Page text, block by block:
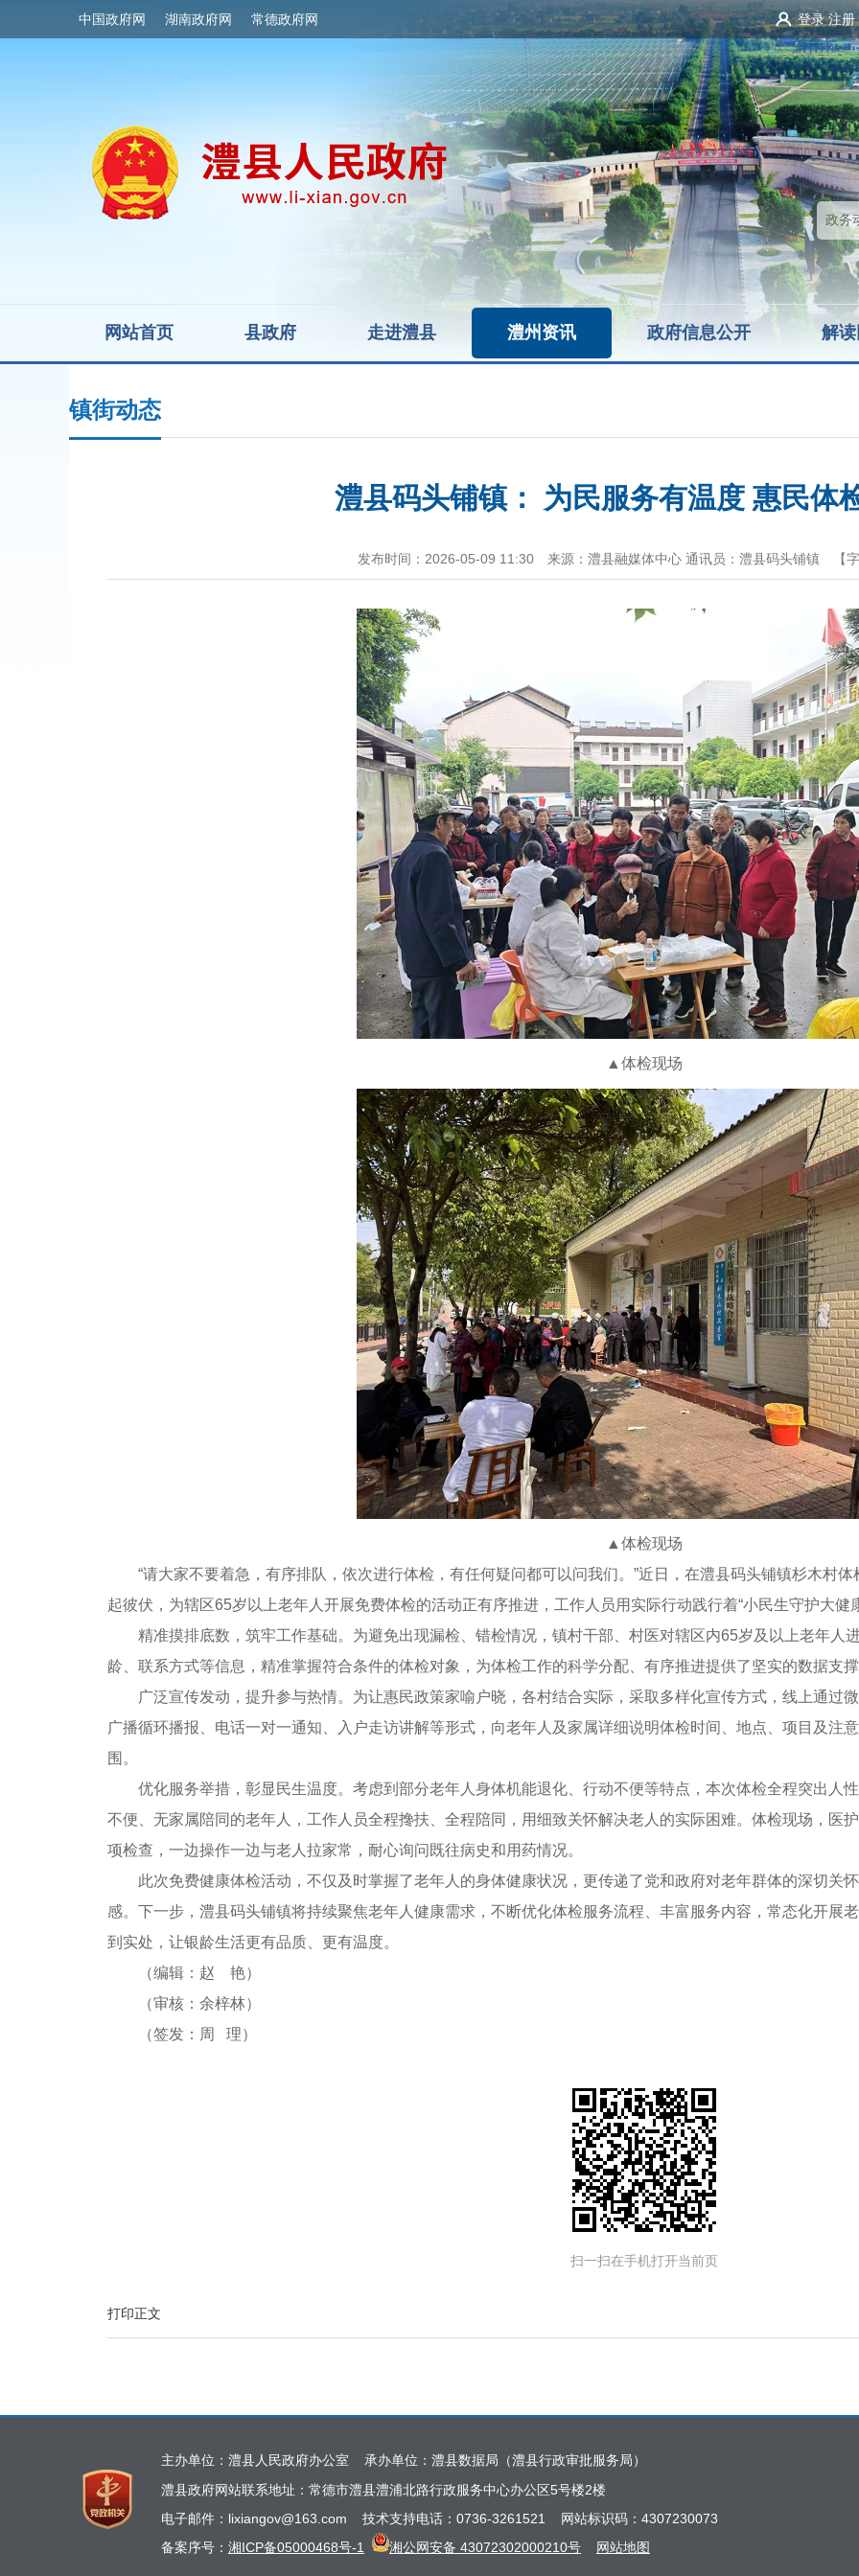
登录 注册
中国政府网 湖南政府网 常德政府网
网站首页 县政府 走进澧县 澧州资讯 政府信息公开 解
镇街动态
澧县码头铺镇： 为民服务有温度 惠民体
发布时间：2026-05-09 11:30 来源：澧县融媒体中心 通讯员：澧县码头铺镇 【
▲ 体检现场
▲ 体检现场
“请大家不要着急，有序排队，依次进行体检，有任何疑问都可以问我们。”近日，在澧县码头铺镇杉木村
起彼伏，为辖区65岁以上老年人开展免费体检的活动正有序推进，工作人员用实际行动践行着“小民生守护大健
精准摸排底数，筑牢工作基础。为避免出现漏检、错检情况，镇村干部、村医对辖区内65岁及以上老年人
龄、联系方式等信息，精准掌握符合条件的体检对象，为体检工作的科学分配、有序推进提供了坚实的数据支
广泛宣传发动，提升参与热情。为让惠民政策家喻户晓，各村结合实际，采取多样化宣传方式，线上通过
广播循环播报、电话一对一通知、入户走访讲解等形式，向老年人及家属详细说明体检时间、地点、项目及注
围。
优化服务举措，彰显民生温度。考虑到部分老年人身体机能退化、行动不便等特点，本次体检全程突出人
不便、无家属陪同的老年人，工作人员全程搀扶、全程陪同，用细致关怀解决老人的实际困难。体检现场，医
项检查，一边操作一边与老人拉家常，耐心询问既往病史和用药情况。
此次免费健康体检活动，不仅及时掌握了老年人的身体健康状况，更传递了党和政府对老年群体的深切关
感。下一步，澧县码头铺镇将持续聚焦老年人健康需求，不断优化体检服务流程、丰富服务内容，常态化开展
到实处，让银龄生活更有品质、更有温度。
（编辑：赵 艳）
（审核：余梓林）
（签发：周 理）
扫一扫在手机打开当前页
打印正文
主办单位：澧县人民政府办公室 承办单位：澧县数据局（澧县行政审批服务局）
澧县政府网站联系地址：常德市澧县澧浦北路行政服务中心办公区5号楼2楼
电子邮件：lixiangov@163.com 技术支持电话：0736-3261521 网站标识码：4307230073
备案序号： 湘ICP备05000468号-1 湘公网安备 43072302000210号 网站地图